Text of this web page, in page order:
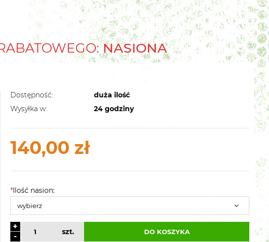
NASIONA
Dostępność:
duża ilość
Wysyłka w:
24 godziny
140,00 zł
*Ilość nasion:
-
+
szt. DO KOSZYKA